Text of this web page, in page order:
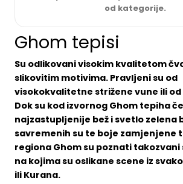
od kategorije.
Ghom tepisi
Su odlikovani visokim kvalitetom
slikovitim motivima. Pravljeni su od
visokokvalitetne strižene vune ili
Dok su kod izvornog Ghom tepiha
najzastupljenije bež i svetlo zelena
savremenih su te boje zamjenjene
regiona Ghom su poznati
na kojima su oslikane scene iz
ili Kurana.